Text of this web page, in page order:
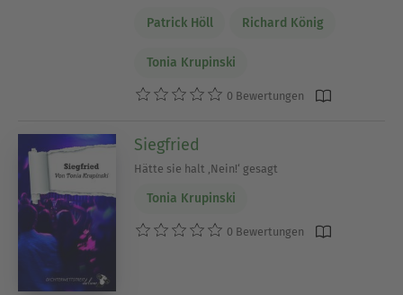
Patrick Höll Richard König
Tonia Krupinski
0 Bewertungen
Siegfried
Hätte sie halt ‚Nein!‘ gesagt
Tonia Krupinski
0 Bewertungen